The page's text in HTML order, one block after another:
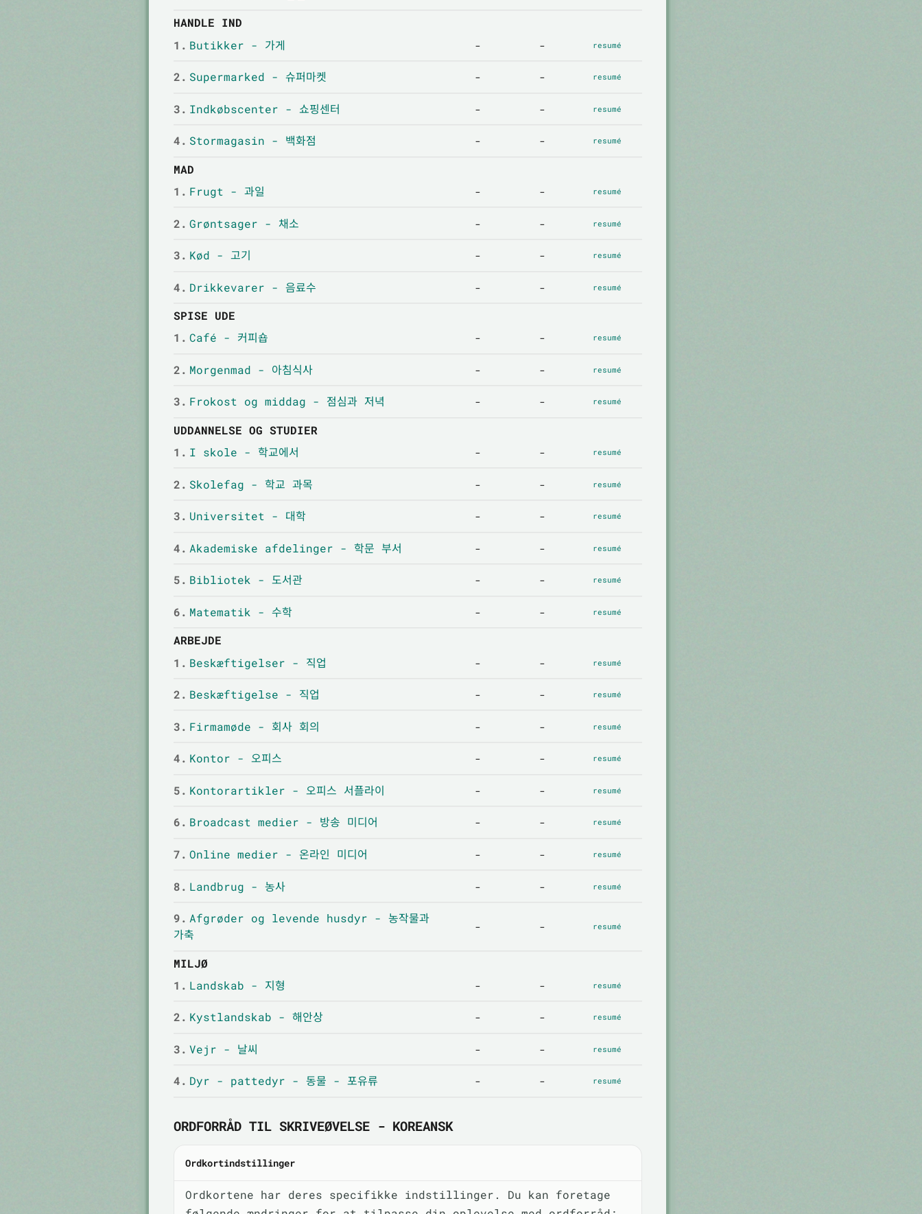
HANDLE IND
1. Butikker - 가게 - - resumé
2. Supermarked - 슈퍼마켓 - - resumé
3. Indkøbscenter - 쇼핑센터 - - resumé
4. Stormagasin - 백화점 - - resumé
MAD
1. Frugt - 과일 - - resumé
2. Grøntsager - 채소 - - resumé
3. Kød - 고기 - - resumé
4. Drikkevarer - 음료수 - - resumé
SPISE UDE
1. Café - 커피숍 - - resumé
2. Morgenmad - 아침식사 - - resumé
3. Frokost og middag - 점심과 저녁 - - resumé
UDDANNELSE OG STUDIER
1. I skole - 학교에서 - - resumé
2. Skolefag - 학교 과목 - - resumé
3. Universitet - 대학 - - resumé
4. Akademiske afdelinger - 학문 부서 - - resumé
5. Bibliotek - 도서관 - - resumé
6. Matematik - 수학 - - resumé
ARBEJDE
1. Beskæftigelser - 직업 - - resumé
2. Beskæftigelse - 직업 - - resumé
3. Firmamøde - 회사 회의 - - resumé
4. Kontor - 오피스 - - resumé
5. Kontorartikler - 오피스 서플라이 - - resumé
6. Broadcast medier - 방송 미디어 - - resumé
7. Online medier - 온라인 미디어 - - resumé
8. Landbrug - 농사 - - resumé
9. Afgrøder og levende husdyr - 농작물과
가축
- - resumé
MILJØ
1. Landskab - 지형 - - resumé
2. Kystlandskab - 해안상 - - resumé
3. Vejr - 날씨 - - resumé
4. Dyr - pattedyr - 동물 - 포유류 - - resumé
ORDFORRÅD TIL SKRIVEØVELSE - KOREANSK
Ordkortindstillinger
Ordkortene har deres specifikke indstillinger. Du kan foretage